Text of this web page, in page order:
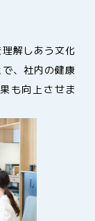
解しあう文化
、社内の健康
も向上させま